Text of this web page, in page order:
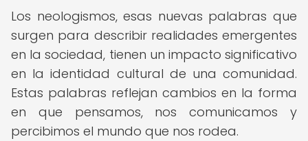
Los neologismos, esas nuevas palabras que
surgen para describir realidades emergentes
en la sociedad, tienen un impacto significativo
en la identidad cultural de una comunidad.
Estas palabras reflejan cambios en la forma
en que pensamos, nos comunicamos y
percibimos el mundo que nos rodea.